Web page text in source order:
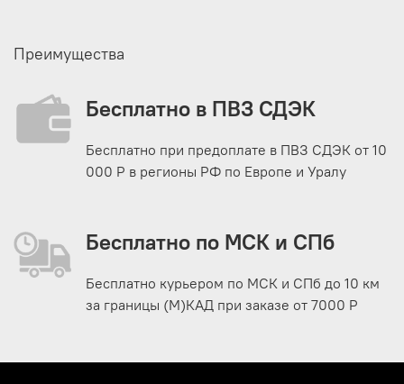
Преимущества
Бесплатно в ПВЗ СДЭК
Бесплатно при предоплате в ПВЗ СДЭК от 10
000 Р в регионы РФ по Европе и Уралу
Бесплатно по МСК и СПб
Бесплатно курьером по МСК и СПб до 10 км
за границы (М)КАД при заказе от 7000 Р